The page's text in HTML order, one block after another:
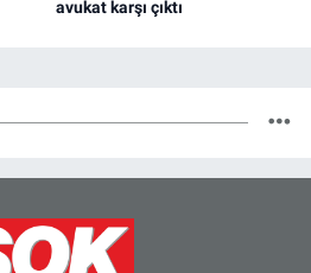
avukat karşı çıktı